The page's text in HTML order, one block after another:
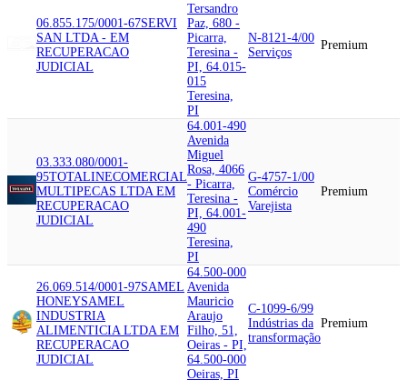
06.855.175/0001-67SERVI
SAN LTDA - EM
RECUPERACAO
JUDICIAL
Tersandro
Paz, 680 -
Picarra,
Teresina -
PI, 64.015-
015
Teresina,
PI
N-8121-4/00
Serviços
Premium
03.333.080/0001-
95TOTALINECOMERCIAL
MULTIPECAS LTDA EM
RECUPERACAO
JUDICIAL
64.001-490
Avenida
Miguel
Rosa, 4066
- Picarra,
Teresina -
PI, 64.001-
490
Teresina,
PI
G-4757-1/00
Comércio
Varejista
Premium
26.069.514/0001-97SAMEL
HONEYSAMEL
INDUSTRIA
ALIMENTICIA LTDA EM
RECUPERACAO
JUDICIAL
64.500-000
Avenida
Mauricio
Araujo
Filho, 51,
Oeiras - PI,
64.500-000
Oeiras, PI
C-1099-6/99
Indústrias da
transformação
Premium